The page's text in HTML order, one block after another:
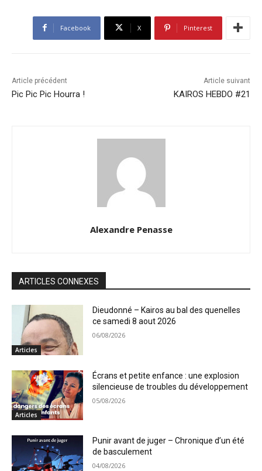
Facebook X Pinterest
Article précédent
Pic Pic Pic Hourra !
Article suivant
KAIROS HEBDO #21
Alexandre Penasse
ARTICLES CONNEXES
Articles
Dieudonné – Kairos au bal des quenelles
ce samedi 8 aout 2026
06/08/2026
Articles
Écrans et petite enfance : une explosion
silencieuse de troubles du développement
05/08/2026
Punir avant de juger – Chronique d’un été
de basculement
04/08/2026